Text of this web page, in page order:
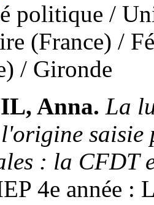
politique /
(France) /
/ Gironde
Anna. La
saisie
: la CFDT
4e année :